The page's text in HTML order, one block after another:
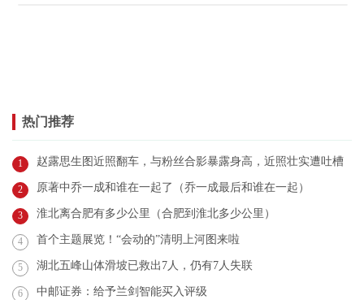
热门推荐
1 赵露思生图近照翻车，与粉丝合影暴露身高，近照壮实遭吐槽
2 原著中乔一成和谁在一起了（乔一成最后和谁在一起）
3 淮北离合肥有多少公里（合肥到淮北多少公里）
4 首个主题展览！“会动的”清明上河图来啦
5 湖北五峰山体滑坡已救出7人，仍有7人失联
6 中邮证券：给予兰剑智能买入评级